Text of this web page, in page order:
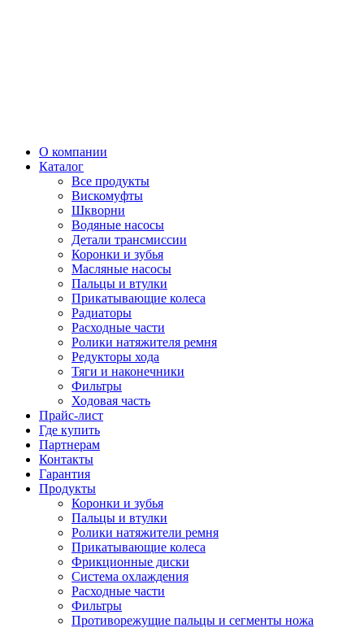
О компании
Каталог
Все продукты
Вискомуфты
Шкворни
Водяные насосы
Детали трансмиссии
Коронки и зубья
Масляные насосы
Пальцы и втулки
Прикатывающие колеса
Радиаторы
Расходные части
Ролики натяжителя ремня
Редукторы хода
Тяги и наконечники
Фильтры
Ходовая часть
Прайс-лист
Где купить
Партнерам
Контакты
Гарантия
Продукты
Коронки и зубья
Пальцы и втулки
Ролики натяжители ремня
Прикатывающие колеса
Фрикционные диски
Система охлаждения
Расходные части
Фильтры
Противорежущие пальцы и сегменты ножа